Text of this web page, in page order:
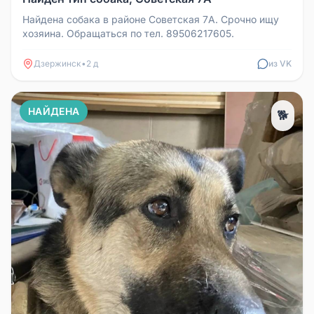
Найдена собака в районе Советская 7А. Срочно ищу
хозяина. Обращаться по тел. 89506217605.
Дзержинск• 2 д из VK
НАЙДЕНА 🐕